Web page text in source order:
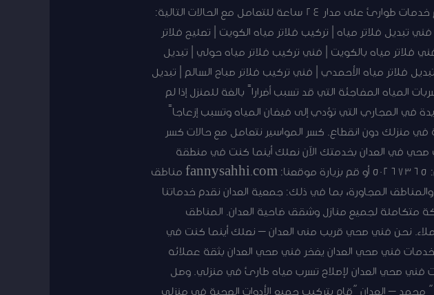
غالباً ما تحدث في أوقات غير متوقعة وتتطلب تدخلاً سريعاً. لذلك نحن نقدم خدمات طوارئ على مدار 24 ساعة للتعامل مع الحالات التالية:
شمعات فلاتر بالكويت | فني تبديل فلاتر مياه | تركيب فلاتر مياه الكويت | تصليح فلاتر
فلاتر مياه 7 مراحل الكويت | أفضل فني فلاتر مياه بالكويت | فني تركيب فلاتر مياه حولي | تبديل
فلاتر مياه الأحمدي | فني تركيب فلاتر صباح السالم | تبديل
المياه المفاجئة التي قد تسبب أضراراً بالغة للمنزل إذا لم
في المجاري التي تؤدي إلى فيضان المياه وتسبب إزعاجاً
في منزلك دون انقطاع. كسر المواسير نتعامل مع حالات كسر
صحي في العدان بخدمتك الآن نصلك أينما كنت في منطقة
العدان خلال وقت قصير. اتصل بنا واحصل على خدمة احترافية وسريعة. اتصل الآن: 50267365 أو قم بزيارة موقعنا: fannysahhi.com مناطق
المجاورة، بما في ذلك: جمعية العدان نقدم خدماتنا
متكاملة لجميع منازل وشقق ضاحية العدان. المناطق
نحن فني صحي قريب منى العدان – نصلك أينما كنت في
فني صحي العدان يفخر فني صحي العدان بثقة عملائه
فني صحي العدان لإصلاح تسرب مياه طارئ في منزلي. وصل
محمد – العدان “قام بتركيب جميع الأدوات الصحية في منزلي